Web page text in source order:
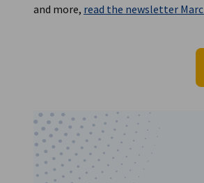
and more, read the newsletter